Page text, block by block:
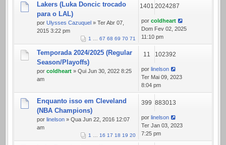
Lakers (Luka Doncic trocado
para o LAL)
por Ulysses Cazuquel » Ter Abr 07,
2015 3:22 pm
1 … 67 68 69 70 71
1401 2024287
por coldheart
Dom Fev 02, 2025
11:10 pm
Temporada 2024/2025 (Regular
Season/Playoffs)
por coldheart » Qui Jun 30, 2022 8:25
am
11 102392
por linelson
Ter Mai 09, 2023
8:04 pm
Enquanto isso em Cleveland
(NBA Champions)
por linelson » Qua Jun 22, 2016 12:07
am
1 … 16 17 18 19 20
399 883013
por linelson
Ter Jan 03, 2023
7:25 pm